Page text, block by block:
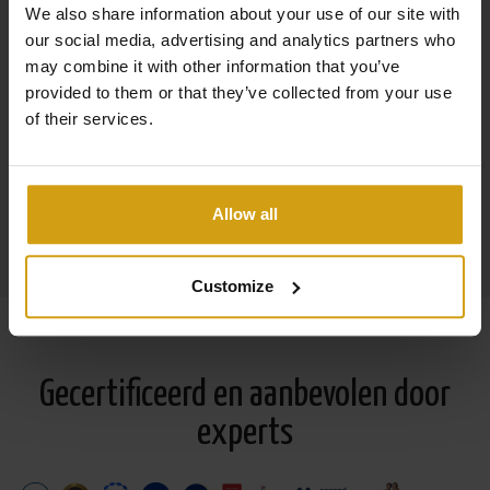
We also share information about your use of our site with
our social media, advertising and analytics partners who
may combine it with other information that you’ve
provided to them or that they’ve collected from your use
of their services.
Allow all
Customize
toevluchtsoord aan de Costa
Blanca
Droomt u van zon, zee en ontspanning? Een
vakantiewoning in Spanje huren is de ideale manier
om te genieten van vrijheid, comfort en het
mediterrane leven. Aan de Costa Blanca Zuid
verwelkomt CasaLasDunas u met een zorgvuldig
bungalows.
Met onze Nederlandstalige service en 29 jaar ervaring
zorgen wij ervoor dat uw verblijf zorgeloos en perfect
Gecertificeerd en aanbevolen door
experts